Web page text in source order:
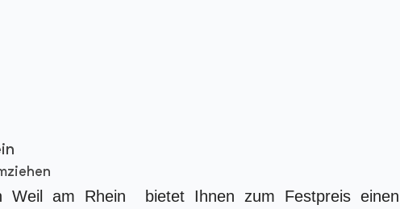
Weil am Rhein bietet Ihnen zum Festpreis einen